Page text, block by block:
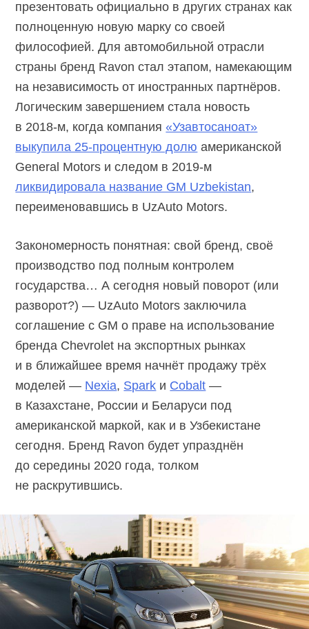
презентовать официально в других странах как
полноценную новую марку со своей
философией. Для автомобильной отрасли
страны бренд Ravon стал этапом, намекающим
на независимость от иностранных партнёров.
Логическим завершением стала новость
в 2018-м, когда компания«Узавтосаноат»
выкупила 25-процентную долю американской
General Motors и следом в 2019-м
ликвидировала название GM Uzbekistan,
переименовавшись в UzAuto Motors.
Закономерность понятная: свой бренд, своё
производство под полным контролем
государства… А сегодня новый поворот (или
разворот?) — UzAuto Motors заключила
соглашение с GM о праве на использование
бренда Chevrolet на экспортных рынках
и в ближайшее время начнёт продажу трёх
моделей — Nexia, Spark и Cobalt —
в Казахстане, России и Беларуси под
американской маркой, как и в Узбекистане
сегодня. Бренд Ravon будет упразднён
до середины 2020 года, толком
не раскрутившись.